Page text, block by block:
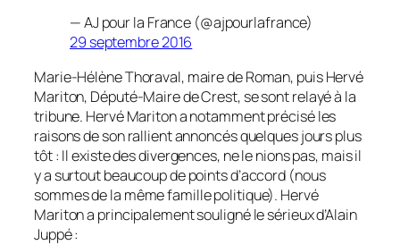
— AJ pour la France (@ajpourlafrance)
29 septembre 2016
Marie-Hélène Thoraval, maire de Roman, puis Hervé
Mariton, Député-Maire de Crest, se sont relayé à la
tribune. Hervé Mariton a notamment précisé les
raisons de son rallient annoncés quelques jours plus
tôt : Il existe des divergences, ne le nions pas, mais il
y a surtout beaucoup de points d’accord (nous
sommes de la même famille politique). Hervé
Mariton a principalement souligné le sérieux d’Alain
Juppé :